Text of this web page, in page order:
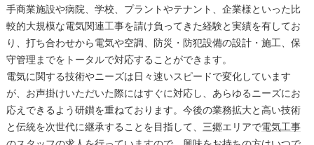
手商業施設や病院、学校、プラントやテナント、企業様といった比
較的大規模な電気関連工事を請け負ってきた経験と実績を有してお
り、打ち合わせから電気や空調、防災・防犯設備の設計・施工、保
守管理までをトータルで対応することができます。
電気に関する技術やニーズは日々速いスピードで変化しています
が、お声掛けいただいた際にはすぐに対応し、あらゆるニーズにお
応えできるよう研鑚を重ねております。今後の業務拡大と高い技術
と伝統を次世代に継承することを目指して、 三郷エリアで電気工事